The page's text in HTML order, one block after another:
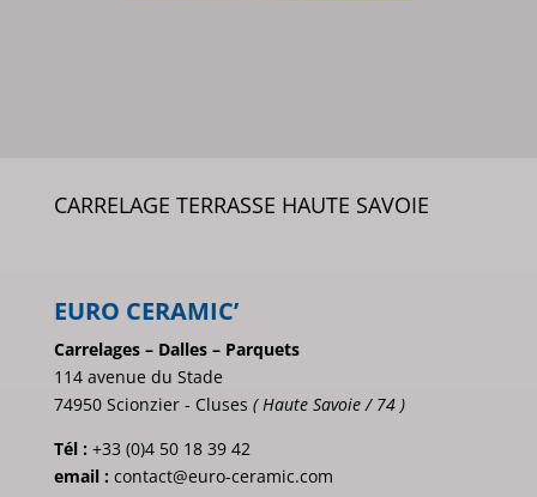
CARRELAGE TERRASSE HAUTE SAVOIE
EURO CERAMIC’
Carrelages – Dalles – Parquets
114 avenue du Stade
74950 Scionzier - Cluses ( Haute Savoie / 74 )
Tél : +33 (0)4 50 18 39 42
email : contact@euro-ceramic.com